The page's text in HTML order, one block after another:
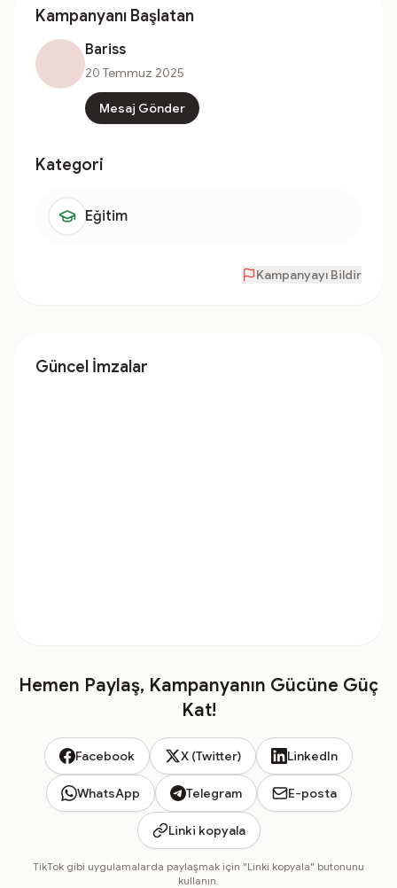
Kampanyanı Başlatan
Bariss
20 Temmuz 2025
Mesaj Gönder
Kategori
Eğitim
Kampanyayı Bildir
Güncel İmzalar
Hemen Paylaş, Kampanyanın Gücüne Güç
Kat!
Facebook X (Twitter) LinkedIn
WhatsApp Telegram E-posta
Linki kopyala
TikTok gibi uygulamalarda paylaşmak için "Linki kopyala" butonunu
kullanın.